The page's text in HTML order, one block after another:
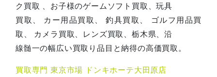
ク買取 、お子様のゲームソフト買取、玩具
買取、 カー用品買取、 釣具買取、 ゴルフ用品買
取、 カメラ買取、レンズ買取、栃木県、沿
線髄一の幅広い買取り品目と納得の高価買取。
買取専門 東京市場 ドンキホーテ大田原店